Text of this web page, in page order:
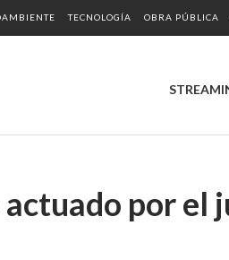
TECNOLOGÍA OBRA PÚBLICA
por el